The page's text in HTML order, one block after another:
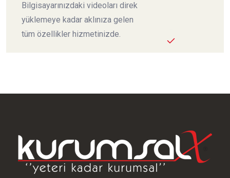
Bilgisayarınızdaki videoları direk
yüklemeye kadar aklınıza gelen
tüm özellikler hizmetinizde.